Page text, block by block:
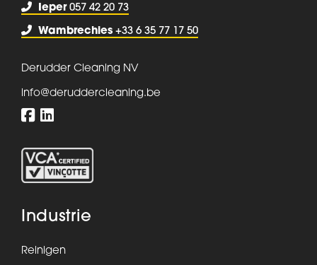
Ieper057 42 20 73
Wambrechies +33 6 35 77 17 50
Derudder Cleaning NV
info@deruddercleaning.be
Industrie
Reinigen